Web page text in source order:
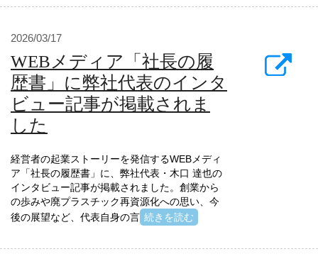
2026/03/17
WEBメディア「社長の履
歴書」に弊社代表のインタ
ビュー記事が掲載されま
した
経営者の起業ストーリーを発信するWEBメディ
ア「社長の履歴書」に、弊社代表・木口 達也の
インタビュー記事が掲載されました。創業から
の歩みや廃プラスチック再資源化への思い、今
後の展望など、代表自身の言 続きを読む